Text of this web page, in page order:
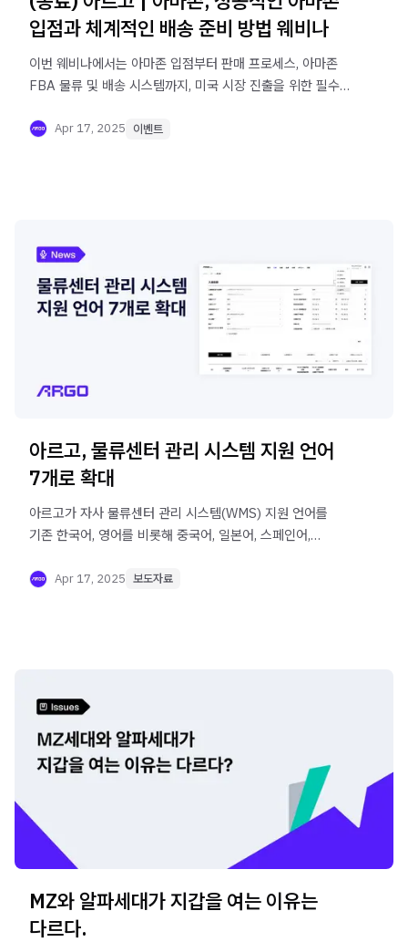
입점과 체계적인 배송 준비 방법 웨비나
이번 웨비나에서는 아마존 입점부터 판매 프로세스, 아마존
FBA 물류 및 배송 시스템까지, 미국 시장 진출을 위한 필수
공략을 준비 중이라면, 이번 웨비나에서 알아보세요!
Apr 17, 2025 이벤트
아르고, 물류센터 관리 시스템 지원 언어
7개로 확대
아르고가 자사 물류센터 관리 시스템(WMS) 지원 언어를
기존 한국어, 영어를 비롯해 중국어, 일본어, 스페인어,
확대했습니다.
Apr 17, 2025 보도자료
MZ와 알파세대가 지갑을 여는 이유는
다르다.